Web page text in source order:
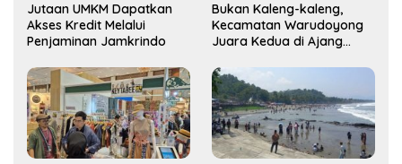
Jutaan UMKM Dapatkan
Akses Kredit Melalui
Penjaminan Jamkrindo
Bukan Kaleng-kaleng,
Kecamatan Warudoyong
Juara Kedua di Ajang
2025